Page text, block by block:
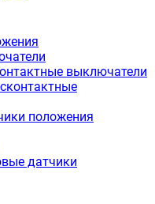
выключатели
положения
датчики